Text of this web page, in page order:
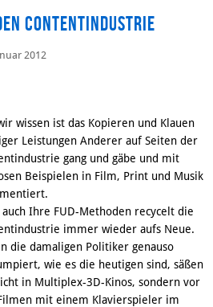
Contentindustrie
2012
wissen ist das Kopieren und Klauen
Leistungen Anderer auf Seiten der
gang und gäbe und mit
Beispielen in Film, Print und Musik
Ihre FUD-Methoden recycelt die
immer wieder aufs Neue.
die damaligen Politiker genauso
wie es die heutigen sind, säßen
in Multiplex-3D-Kinos, sondern vor
mit einem Klavierspieler im